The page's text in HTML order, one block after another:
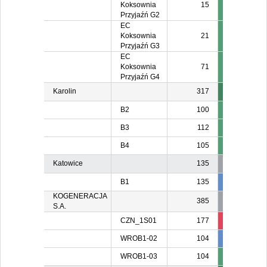
Koksownia
Przyjaźń G2
15
EC
Koksownia
Przyjaźń G3
21
EC
Koksownia
Przyjaźń G4
71
Karolin 317
B2 100
B3 112
B4 105
Katowice 135
B1 135
KOGENERACJA
S.A.
385
CZN_1S01 177
WROB1-02 104
WROB1-03
104